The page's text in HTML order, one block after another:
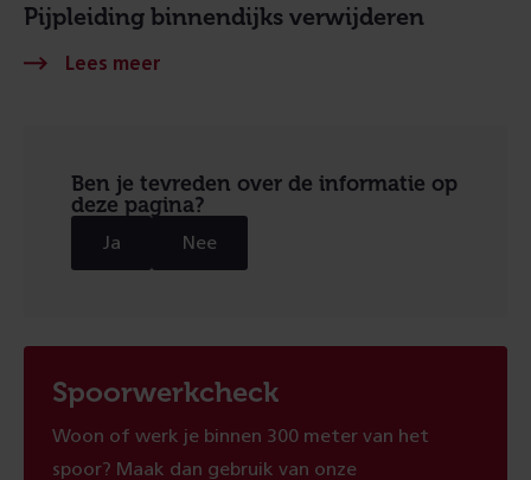
Pijpleiding binnendijks verwijderen
Ben je tevreden over de informatie op
deze pagina?
Ja Nee
Spoorwerkcheck
Woon of werk je binnen 300 meter van het
spoor? Maak dan gebruik van onze